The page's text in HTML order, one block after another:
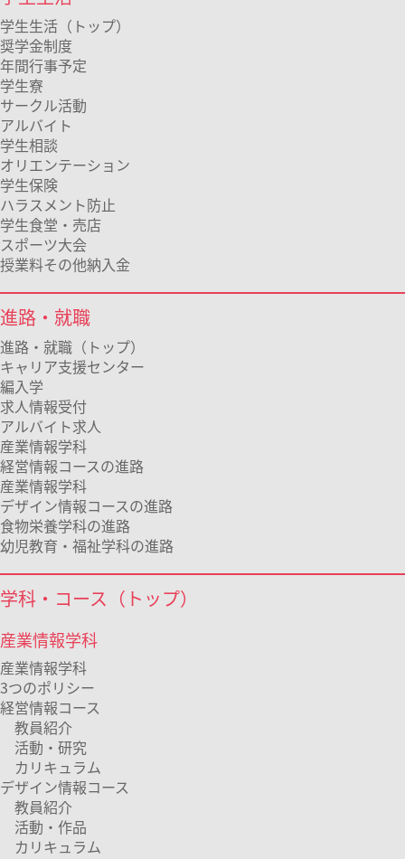
学生生活（トップ）
奨学金制度
年間行事予定
学生寮
サークル活動
アルバイト
学生相談
オリエンテーション
学生保険
ハラスメント防止
学生食堂・売店
スポーツ大会
授業料その他納入金
進路・就職
進路・就職（トップ）
キャリア支援センター
編入学
求人情報受付
アルバイト求人
産業情報学科
経営情報コースの進路
産業情報学科
デザイン情報コースの進路
食物栄養学科の進路
幼児教育・福祉学科の進路
学科・コース（トップ）
産業情報学科
産業情報学科
3つのポリシー
経営情報コース
教員紹介
活動・研究
カリキュラム
デザイン情報コース
教員紹介
活動・作品
カリキュラム